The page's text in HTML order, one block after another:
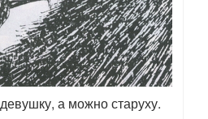
а можно старуху.